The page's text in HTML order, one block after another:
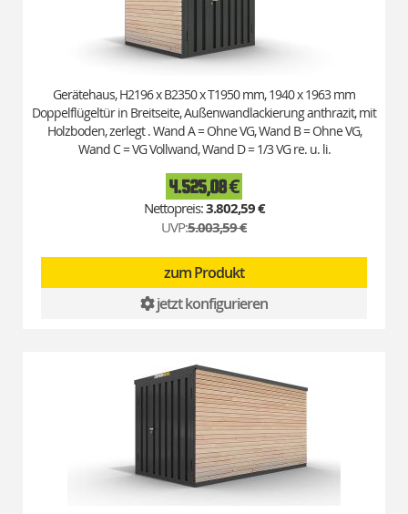
Gerätehaus, H2196 x B2350 x T1950 mm, 1940 x 1963 mm
Doppelflügeltür in Breitseite, Außenwandlackierung anthrazit, mit
Holzboden, zerlegt . Wand A = Ohne VG, Wand B = Ohne VG,
Wand C = VG Vollwand, Wand D = 1/3 VG re. u. li.
Special
Price
4.525,08 €
3.802,59 €
UVP:5.003,59 €
zum Produkt
jetzt konfigurieren